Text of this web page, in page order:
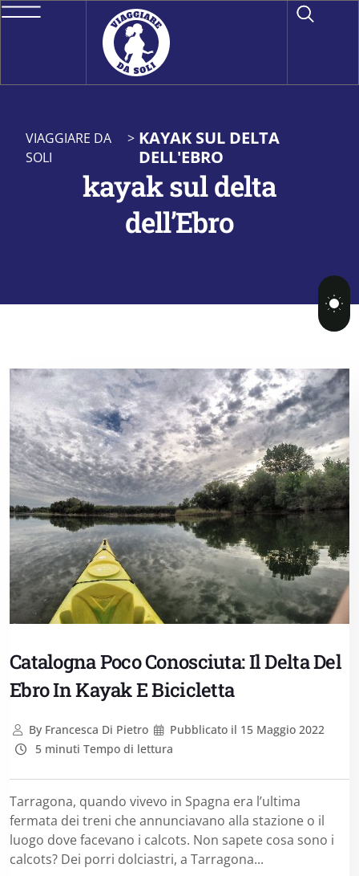
VIAGGIARE DA
SOLI
> KAYAK SUL DELTA
DELL'EBRO
kayak sul delta
dell’Ebro
Catalogna Poco Conosciuta: Il Delta Del
Ebro In Kayak E Bicicletta
ByFrancesca Di Pietro Pubblicato il 15 Maggio 2022
5 minuti Tempo di lettura
Tarragona, quando vivevo in Spagna era l’ultima
fermata dei treni che annunciavano alla stazione o il
luogo dove facevano i calcots. Non sapete cosa sono i
calcots? Dei porri dolciastri, a Tarragona...